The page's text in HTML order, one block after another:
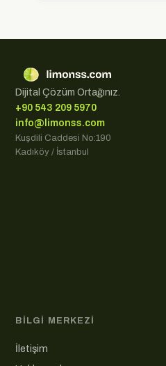
Dijital Çözüm Ortağınız.
+90 543 209 5970
info@limonss.com
Kuşdili Caddesi No:190
Kadıköy / İstanbul
BILGI MERKEZI
İletişim